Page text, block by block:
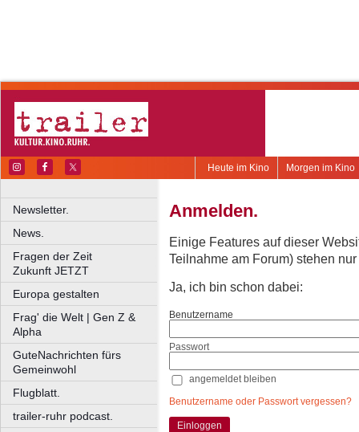
Morgen im Kino
Heute im Kino
Newsletter.
News.
Fragen der Zeit
Zukunft JETZT
Europa gestalten
Frag' die Welt | Gen Z &
Alpha
GuteNachrichten fürs
Gemeinwohl
Flugblatt.
trailer-ruhr podcast.
Anmelden.
Einige Features auf dieser
Teilnahme am Forum) stehen
Ja, ich bin schon dabei:
Benutzername
Passwort
angemeldet bleiben
Benutzername oder Passwort vergessen?
Einloggen